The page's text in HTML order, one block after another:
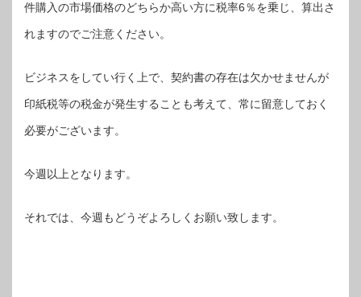
件購入の市場価格のどちらか高い方に税率6％を乗じ、算出さ
れますのでご注意ください。
ビジネスをしてい行く上で、契約書の存在は欠かせませんが
印紙税等の税金が発生することも考えて、常に留意しておく
必要がございます。
今週以上となります。
それでは、今週もどうぞよろしくお願い致します。